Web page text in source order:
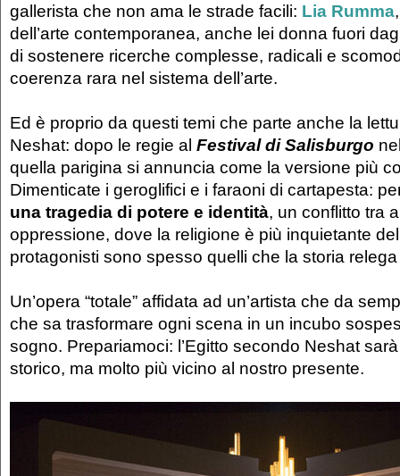
gallerista che non ama le strade facili: Lia Rumma
dell’arte contemporanea, anche lei donna fuori
di sostenere ricerche complesse, radicali e
coerenza rara nel sistema dell’arte.
Ed è proprio da questi temi che parte anche la
Neshat: dopo le regie al Festival di Salisburgo
quella parigina si annuncia come la versione più
Dimenticate i geroglifici e i faraoni di cartapesta:
una tragedia di potere e identità, un conflitto tra
oppressione, dove la religione è più inquietante
protagonisti sono spesso quelli che la storia
Un’opera “totale” affidata ad un’artista che da
che sa trasformare ogni scena in un incubo
sogno. Prepariamoci: l’Egitto secondo Neshat
storico, ma molto più vicino al nostro presente.